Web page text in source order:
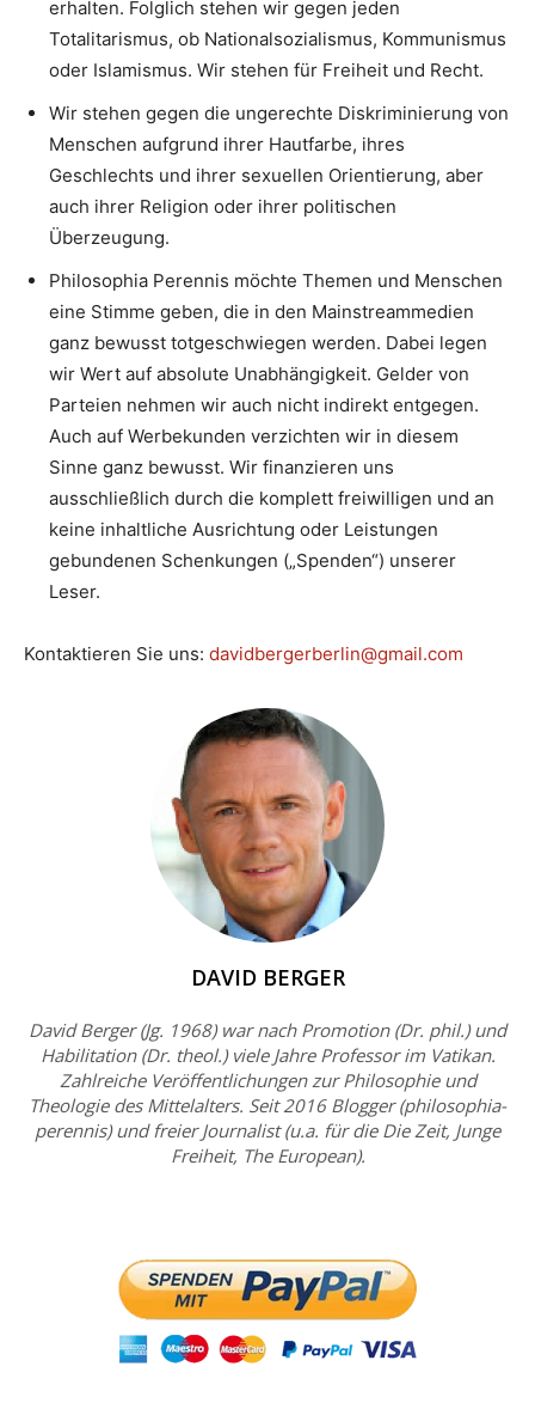
erhalten. Folglich stehen wir gegen jeden
Totalitarismus, ob Nationalsozialismus, Kommunismus
oder Islamismus. Wir stehen für Freiheit und Recht.
Wir stehen gegen die ungerechte Diskriminierung von
Menschen aufgrund ihrer Hautfarbe, ihres
Geschlechts und ihrer sexuellen Orientierung, aber
auch ihrer Religion oder ihrer politischen
Überzeugung.
Philosophia Perennis möchte Themen und Menschen
eine Stimme geben, die in den Mainstreammedien
ganz bewusst totgeschwiegen werden. Dabei legen
wir Wert auf absolute Unabhängigkeit. Gelder von
Parteien nehmen wir auch nicht indirekt entgegen.
Auch auf Werbekunden verzichten wir in diesem
Sinne ganz bewusst. Wir finanzieren uns
ausschließlich durch die komplett freiwilligen und an
keine inhaltliche Ausrichtung oder Leistungen
gebundenen Schenkungen („Spenden“) unserer
Leser.
Kontaktieren Sie uns: davidbergerberlin@gmail.com
DAVID BERGER
David Berger (Jg. 1968) war nach Promotion (Dr. phil.) und
Habilitation (Dr. theol.) viele Jahre Professor im Vatikan.
Zahlreiche Veröffentlichungen zur Philosophie und
Theologie des Mittelalters. Seit 2016 Blogger (philosophia-
perennis) und freier Journalist (u.a. für die Die Zeit, Junge
Freiheit, The European).